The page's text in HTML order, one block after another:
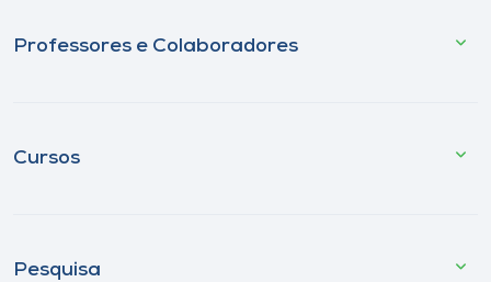
Professores e Colaboradores
Cursos
Pesquisa